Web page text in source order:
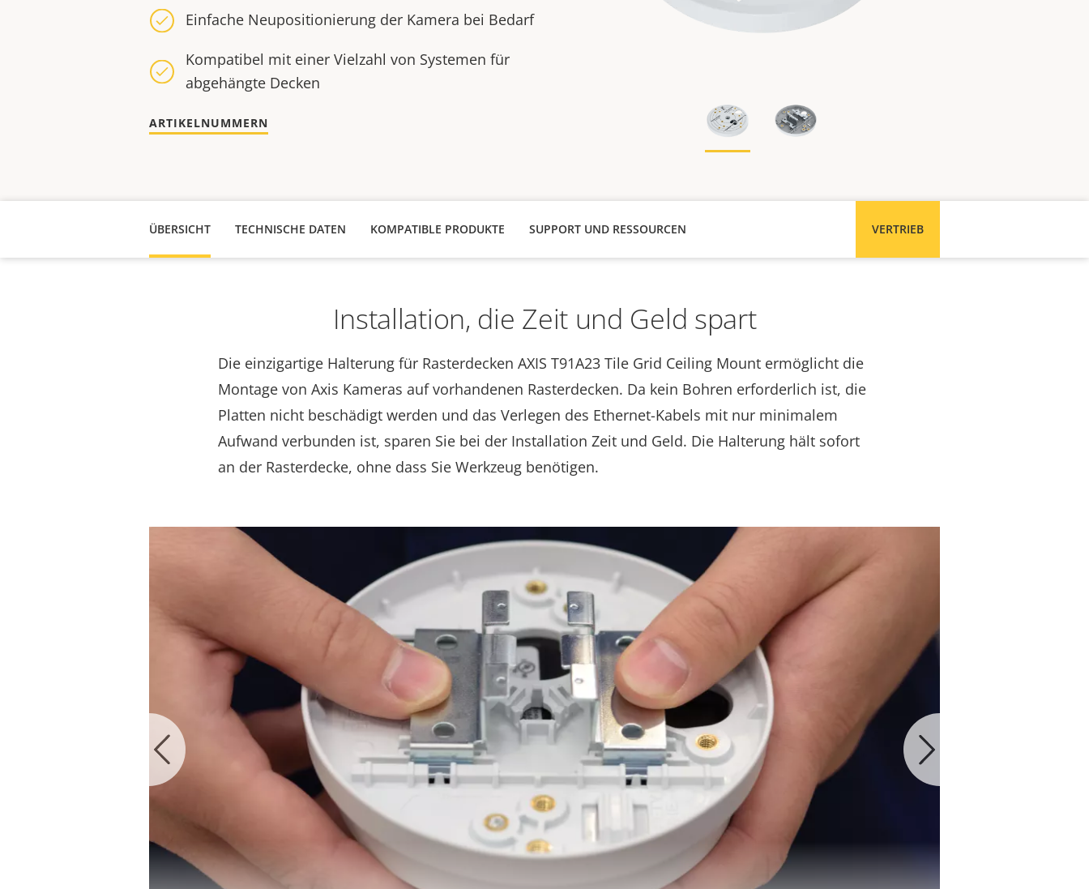
Einfache Neupositionierung der Kamera bei Bedarf
Kompatibel mit einer Vielzahl von Systemen für
abgehängte Decken
ARTIKELNUMMERN
ÜBERSICHT TECHNISCHE DATEN KOMPATIBLE PRODUKTE VERTRIEB
SUPPORT UND RESSOURCEN
Installation, die Zeit und Geld spart
Die einzigartige Halterung für Rasterdecken AXIS T91A23 Tile Grid Ceiling Mount ermöglicht die
Montage von Axis Kameras auf vorhandenen Rasterdecken. Da kein Bohren erforderlich ist, die
Platten nicht beschädigt werden und das Verlegen des Ethernet-Kabels mit nur minimalem
Aufwand verbunden ist, sparen Sie bei der Installation Zeit und Geld. Die Halterung hält sofort
an der Rasterdecke, ohne dass Sie Werkzeug benötigen.